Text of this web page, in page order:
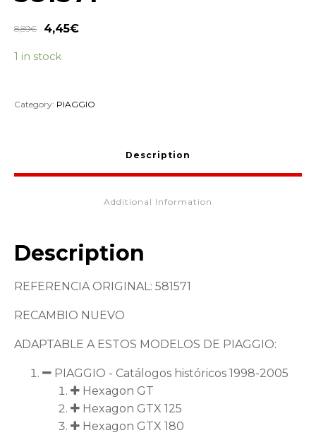
8,89€ 4,45€
1 in stock
Category: PIAGGIO
Description
Additional Information
Description
REFERENCIA ORIGINAL: 581571
RECAMBIO NUEVO
ADAPTABLE A ESTOS MODELOS DE PIAGGIO:
PIAGGIO - Catálogos históricos 1998-2005
Hexagon GT
Hexagon GTX 125
Hexagon GTX 180